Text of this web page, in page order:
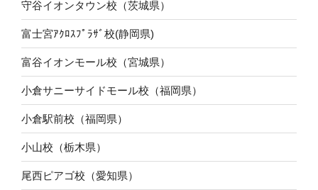
守谷イオンタウン校（茨城県）
富士宮ｱｸﾛｽﾌﾟﾗｻﾞ校(静岡県)
富谷イオンモール校（宮城県）
小倉サニーサイドモール校（福岡県）
小倉駅前校（福岡県）
小山校（栃木県）
尾西ピアゴ校（愛知県）